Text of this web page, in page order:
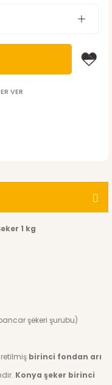
VER
1 kg
şekeri şurubu)
birinci fondan arı
Konya şeker birinci